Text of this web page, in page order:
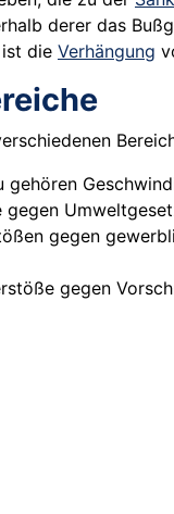
derer das
die Verhängung
gehören
gegen
gegen
gegen